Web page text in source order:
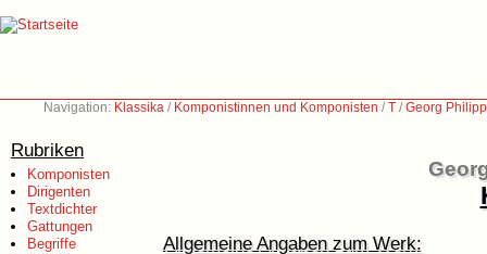
Navigation: Klassika / Komponistinnen und Komponisten /T /Georg
Rubriken
Komponisten
Dirigenten
Textdichter
Gattungen
Begriffe
Allgemeine Angaben zum Werk: